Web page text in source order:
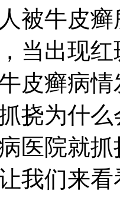
被牛皮
当出现
皮癣病
挠为什
医院就
我们来看